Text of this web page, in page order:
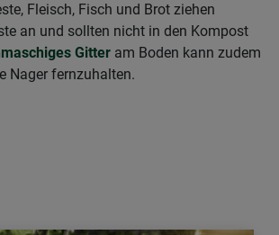
Fleisch, Fisch und Brot ziehen
an und sollten nicht in den Kompost
Gitter am Boden kann zudem
Nager fernzuhalten.